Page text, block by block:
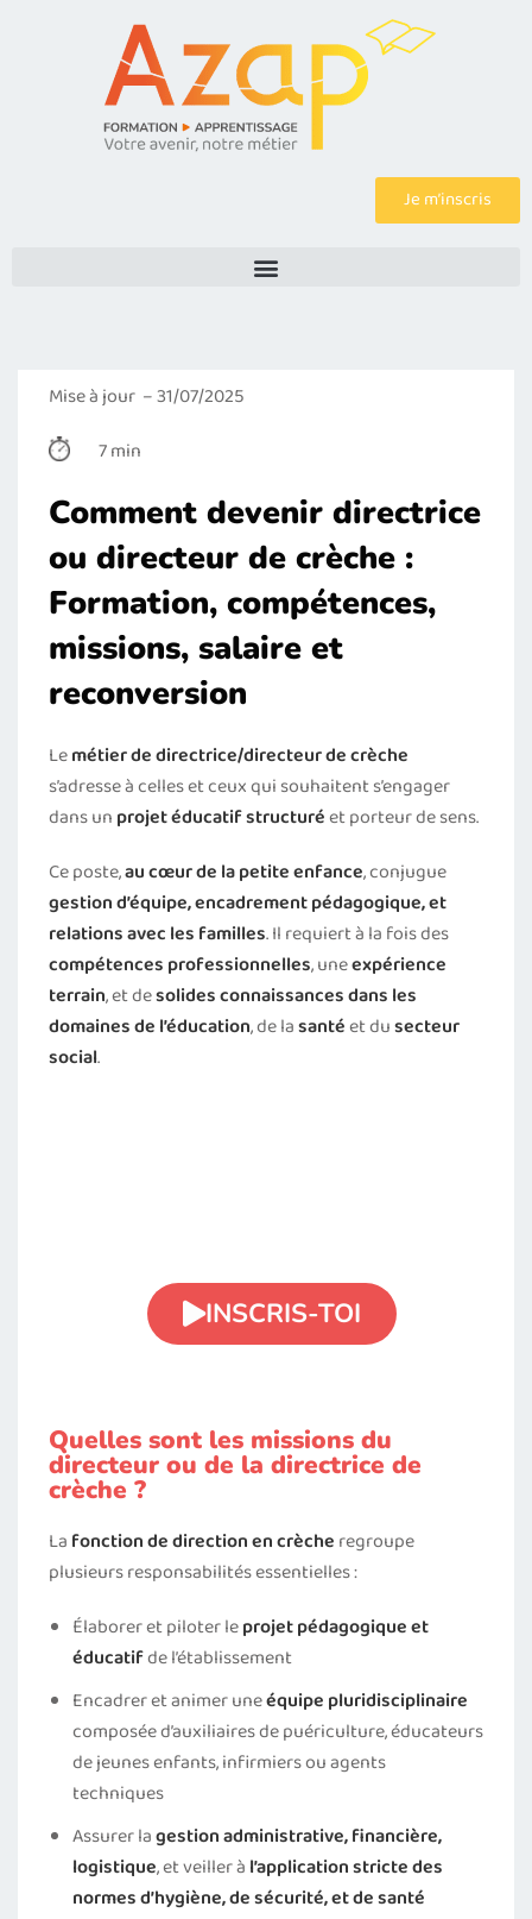
Je m’inscris
Mise à jour – 31/07/2025
7 min
Comment devenir directrice
ou directeur de crèche :
Formation, compétences,
missions, salaire et
reconversion
Lemétier de directrice/directeur de crèche
s’adresse à celles et ceux qui souhaitent s’engager
dans un projet éducatif structuréet porteur de sens.
Ce poste,au cœur de la petite enfance, conjugue
gestion d’équipe, encadrement pédagogique, et
relations avec les familles. Il requiert à la fois des
compétences professionnelles, uneexpérience
terrain, et desolides connaissances dans les
domaines de l’éducation, de lasantéet dusecteur
social.
INSCRIS-TOI
Quelles sont les missions du
directeur ou de la directrice de
crèche ?
La fonction de direction en crèche regroupe
plusieurs responsabilités essentielles :
Élaborer et piloter leprojet pédagogique et
éducatifde l’établissement
Encadrer et animer uneéquipe pluridisciplinaire
composée d’auxiliaires de puériculture, éducateurs
de jeunes enfants, infirmiers ou agents
techniques
Assurer lagestion administrative, financière,
logistique, et veiller à l’application stricte des
normes d’hygiène, de sécurité, et de santé